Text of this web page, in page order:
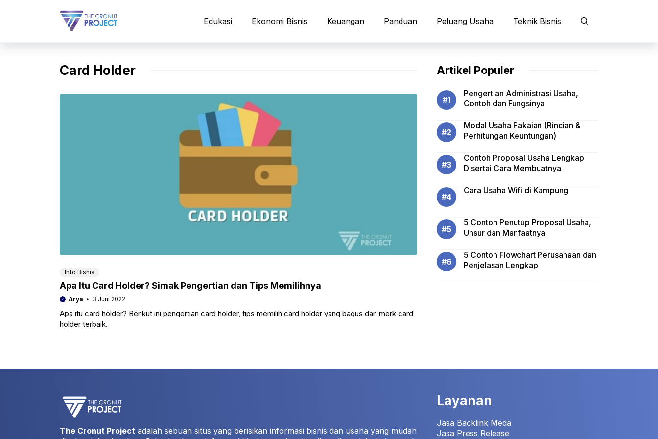
Edukasi Ekonomi Bisnis Keuangan Panduan Peluang Usaha Teknik Bisnis
Card Holder
Info Bisnis
Apa Itu Card Holder? Simak Pengertian dan Tips Memilihnya
Arya 3 Juni 2022
Apa itu card holder? Berikut ini pengertian card holder, tips memilih card holder yang bagus dan merk card
holder terbaik.
Artikel Populer
Pengertian Administrasi Usaha,
Contoh dan Fungsinya
Modal Usaha Pakaian (Rincian &
Perhitungan Keuntungan)
Contoh Proposal Usaha Lengkap
Disertai Cara Membuatnya
Cara Usaha Wifi di Kampung
5 Contoh Penutup Proposal Usaha,
Unsur dan Manfaatnya
5 Contoh Flowchart Perusahaan dan
Penjelasan Lengkap
The Cronut Project adalah sebuah situs yang berisikan informasi bisnis dan usaha yang mudah
Layanan
Jasa Backlink Meda
Jasa Press Release